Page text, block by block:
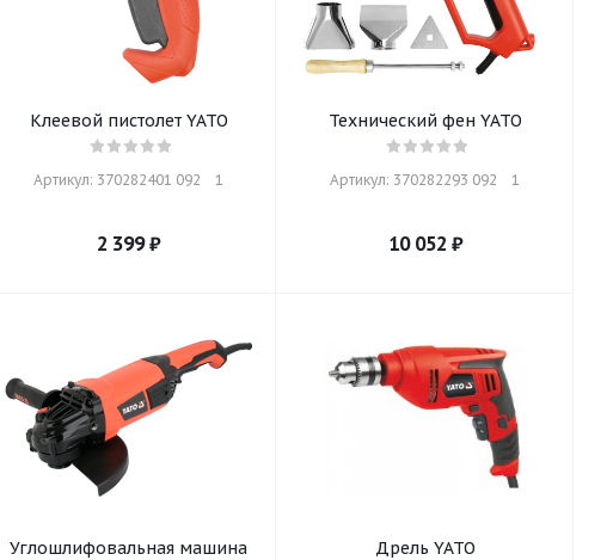
Клеевой пистолет YATO
Артикул: 370282401 092    1
2 399₽
Технический фен YATO
Артикул: 370282293 092    1
10 052 ₽
Углошлифовальная машина
Дрель YATO